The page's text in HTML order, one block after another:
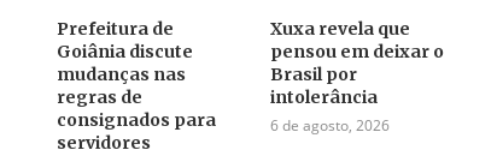
Prefeitura de
Goiânia discute
mudanças nas
regras de
consignados para
servidores
Xuxa revela que
pensou em deixar o
Brasil por
intolerância
6 de agosto, 2026